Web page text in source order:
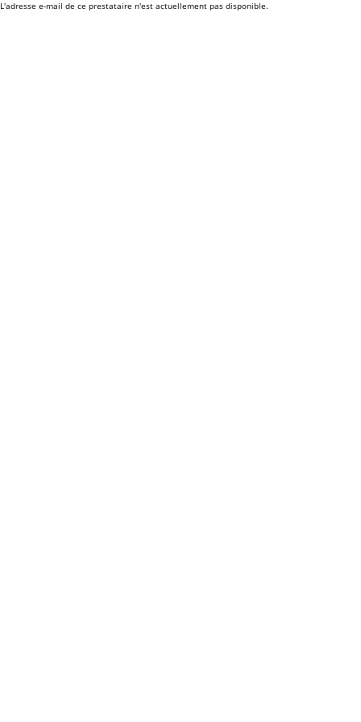
L'adresse e-mail de ce prestataire n'est actuellement pas disponible.